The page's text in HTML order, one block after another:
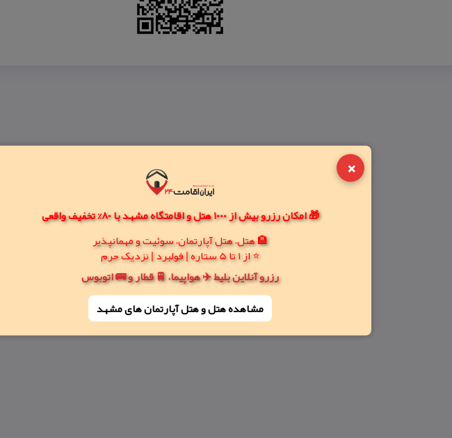
×
🎁 امکان رزرو بیش از 1000 هتل و اقامتگاه مشهد با 80% تخفیف واقعی
🏨 هتل، هتل آپارتمان، سوئیت و مهمانپذیر
⭐ از 1 تا 5 ستاره | فولبرد | نزدیک حرم
رزرو آنلاین بلیط ✈️ هواپیما، 🚆 قطار و 🚌 اتوبوس
مشاهده هتل و هتل‌ آپارتمان های مشهد